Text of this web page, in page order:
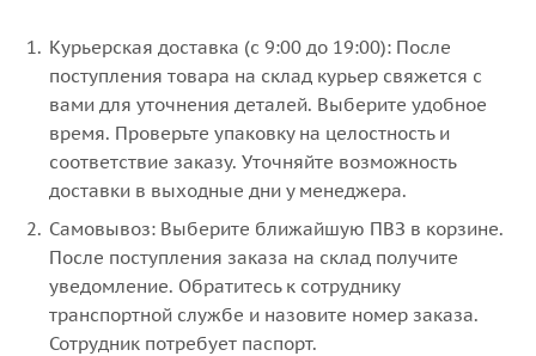
Курьерская доставка (с 9:00 до 19:00): После
поступления товара на склад курьер свяжется с
вами для уточнения деталей. Выберите удобное
время. Проверьте упаковку на целостность и
соответствие заказу. Уточняйте возможность
доставки в выходные дни у менеджера.
Самовывоз: Выберите ближайшую ПВЗ в корзине.
После поступления заказа на склад получите
уведомление. Обратитесь к сотруднику
транспортной службе и назовите номер заказа.
Сотрудник потребует паспорт.